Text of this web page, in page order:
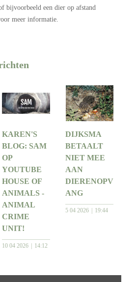
bijvoorbeeld een dier op afstand
meer informatie.
KAREN'S
BLOG: SAM
OP
YOUTUBE
HOUSE OF
ANIMALS -
ANIMAL
CRIME
UNIT!
10 04 2026 14:12
DIJKSMA
BETAALT
NIET MEE
AAN
DIERENOPV
ANG
5 04 2026 19:44